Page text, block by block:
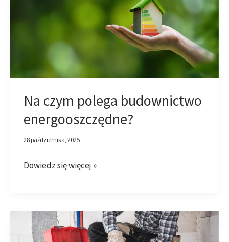
Na czym polega budownictwo
energooszczędne?
28 października, 2025
budownictwo
Dowiedz się więcej »
Czym
jest